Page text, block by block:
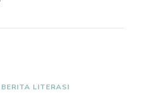
BERITA LITERASI